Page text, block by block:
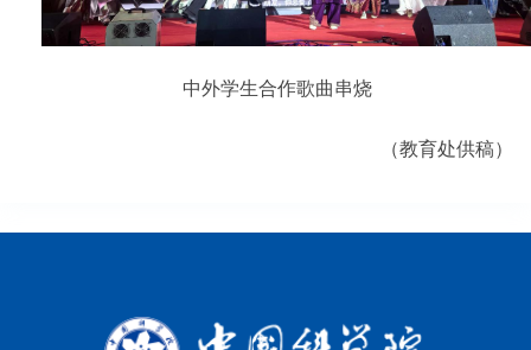
中外学生合作歌曲串烧
（教育处供稿）